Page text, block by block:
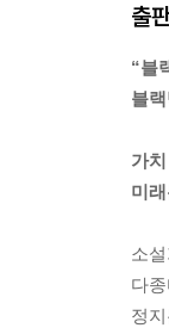
쉽
더
리
---
움
작
출
“블
블
가
미
소
다
정